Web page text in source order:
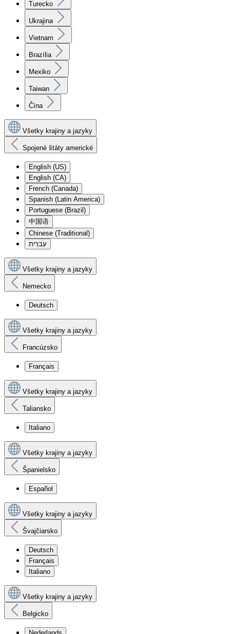
Turecko
Ukrajina
Vietnam
Brazília
Mexiko
Taiwan
Čína
Všetky krajiny a jazyky
Spojené štáty americké
English (US)
English (CA)
French (Canada)
Spanish (Latin America)
Portuguese (Brazil)
中国语
Chinese (Traditional)
עִברִית
Všetky krajiny a jazyky
Nemecko
Deutsch
Všetky krajiny a jazyky
Francúzsko
Français
Všetky krajiny a jazyky
Taliansko
Italiano
Všetky krajiny a jazyky
Španielsko
Español
Všetky krajiny a jazyky
Švajčiarsko
Deutsch
Français
Italiano
Všetky krajiny a jazyky
Belgicko